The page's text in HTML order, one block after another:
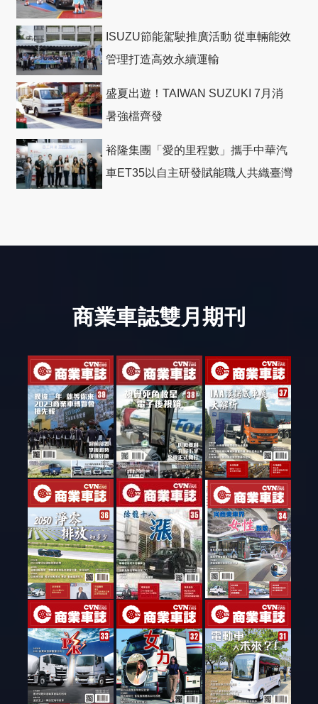
ISUZU節能駕駛推廣活動 從車輛能效
管理打造高效永續運輸
盛夏出遊！TAIWAN SUZUKI 7月消
暑強檔齊發
裕隆集團「愛的里程數」攜手中華汽
車ET35以自主研發賦能職人共織臺灣
商業車誌雙月期刊